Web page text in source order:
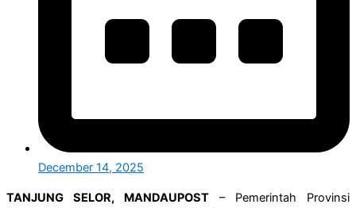
December 14, 2025
TANJUNG SELOR, MANDAUPOST – Pemerintah Provinsi